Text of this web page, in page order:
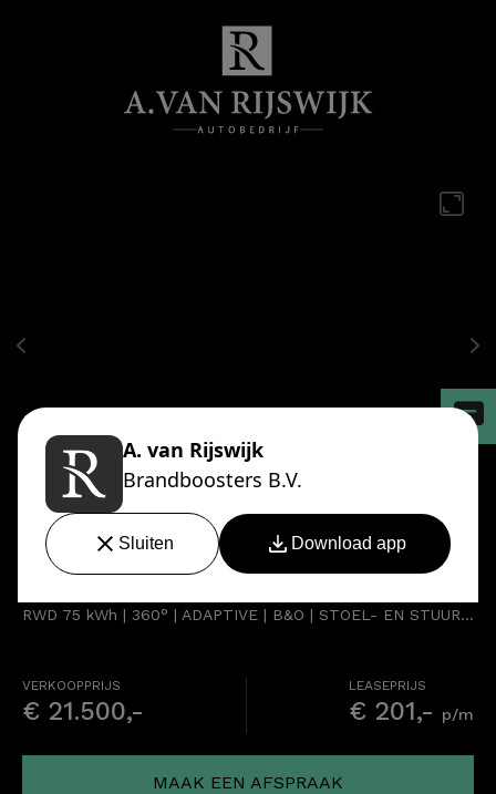
Ford Mustang Mach-E
RWD 75 kWh | 360° | ADAPTIVE | B&O | STOEL- EN STUURVERW.
VERKOOPPRIJS
€ 21.500,-
LEASEPRIJS
€ 201,- p/m
MAAK EEN AFSPRAAK